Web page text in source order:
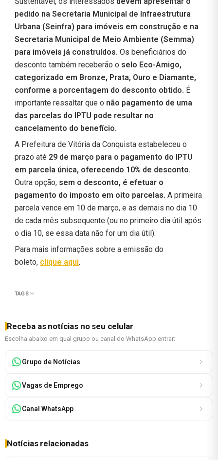
pedido na Secretaria Municipal de Infraestrutura
Urbana (Seinfra) para imóveis em construção e na
Secretaria Municipal de Meio Ambiente (Semma)
para imóveis já construídos. Os beneficiários do
desconto também receberão o selo Eco-Amigo,
categorizado em Bronze, Prata, Ouro e Diamante,
conforme a porcentagem do desconto obtido. É
importante ressaltar que o não pagamento de uma
das parcelas do IPTU pode resultar no
cancelamento do benefício.
A Prefeitura de Vitória da Conquista estabeleceu o
prazo até 29 de março para o pagamento do IPTU
em parcela única, oferecendo 10% de desconto.
Outra opção, sem o desconto, é efetuar o
pagamento do imposto em oito parcelas. A primeira
parcela vence em 10 de março, e as demais no dia 10
de cada mês subsequente (ou no primeiro dia útil após
o dia 10, se essa data não for um dia útil).
Para mais informações sobre a emissão do
boleto, clique aqui.
TAGS
Receba as notícias no seu celular
Escolha abaixo em qual grupo ou canal do WhatsApp entrar:
Grupo de Notícias
Vagas de Emprego
Canal WhatsApp
Notícias relacionadas